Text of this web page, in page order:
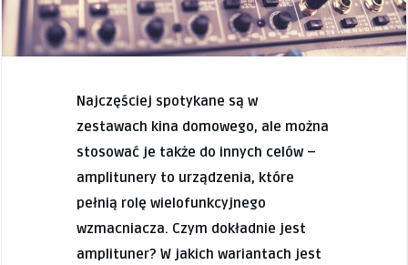
Najczęściej spotykane są w
zestawach kina domowego, ale można
stosować je także do innych celów –
amplitunery to urządzenia, które
pełnią rolę wielofunkcyjnego
wzmacniacza. Czym dokładnie jest
amplituner? W jakich wariantach jest